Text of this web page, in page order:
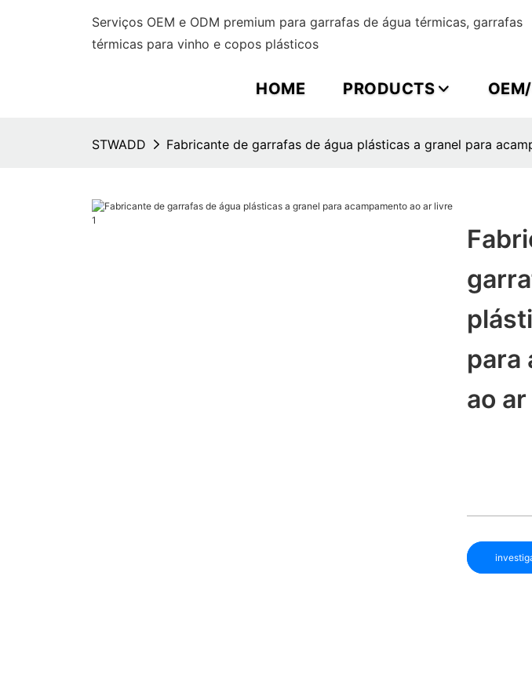
Serviços OEM e ODM premium para garrafas de água térmicas, garrafas
térmicas para vinho e copos plásticos
HOME PRODUCTS
STWADD Fabricante de garrafas de água plásticas a granel para
para
ao